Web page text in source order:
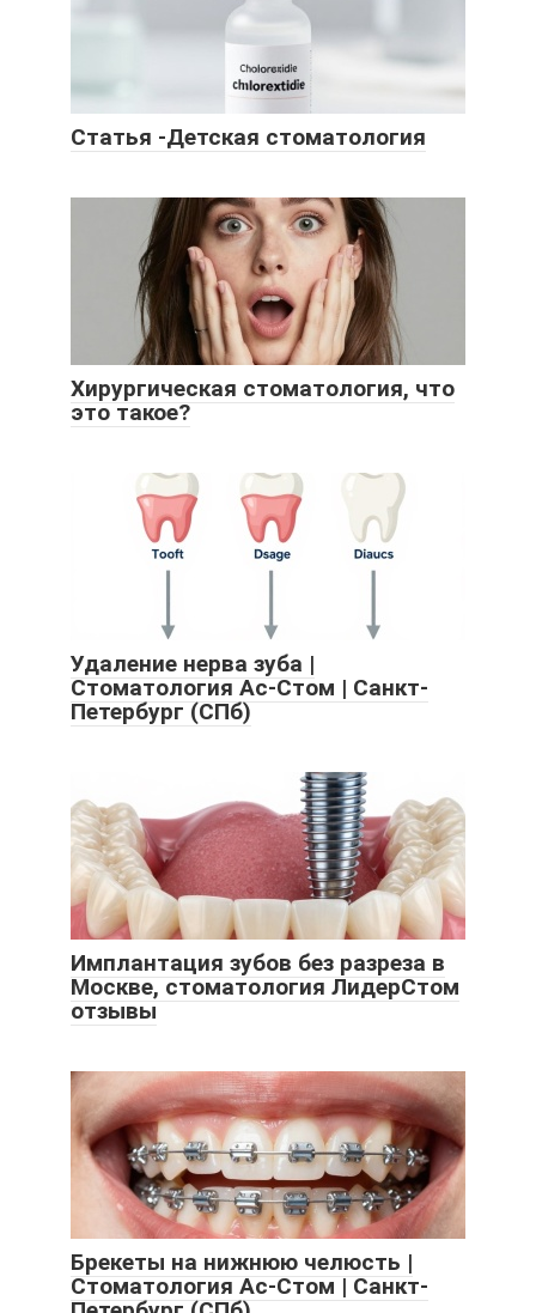
Статья -Детская стоматология
Хирургическая стоматология, что
это такое?
Удаление нерва зуба |
Стоматология Ас-Стом | Санкт-
Петербург (СПб)
Имплантация зубов без разреза в
Москве, стоматология ЛидерСтом
отзывы
Брекеты на нижнюю челюсть |
Стоматология Ас-Стом | Санкт-